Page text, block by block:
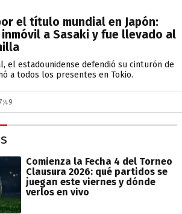
el título mundial en Japón:
inmóvil a Sasaki y fue llevado al
el estadounidense defendió su cinturón de
a todos los presentes en Tokio.
Comienza la Fecha 4 del Torneo
Clausura 2026: qué partidos se
juegan este viernes y dónde
verlos en vivo